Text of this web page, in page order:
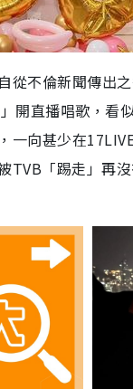
從不倫新聞傳出
開直播唱歌，看
一向甚少在
TVB「踢走」再